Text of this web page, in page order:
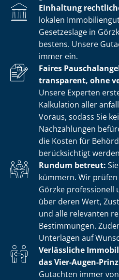
Einhaltung
lokalen
Gesetzeslage in
bestens. Unsere
immer ein.
Faires
transparent, ohne
Unsere Experten
Kalkulation aller
Voraus, sodass Sie
Nachzahlungen
die Kosten für
berücksichtigt
Rundum betreut:
kümmern. Wir
Görzke professionell
über deren Wert,
und alle relevanten
Bestimmungen.
Unterlagen auf
Verlässliche
das Vier-Augen-
Gutachten immer